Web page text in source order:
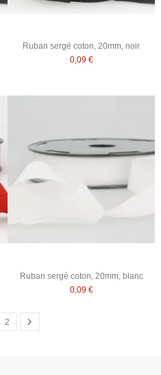
Ruban sergé coton, 20mm, noir
0,09 €
Ruban sergé coton, 20mm, blanc
0,09 €
2